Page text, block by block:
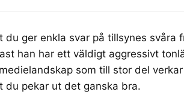
du ger enkla svar på tillsynes svåra
han har ett väldigt aggressivt
som till stor del
du pekar ut det ganska bra.